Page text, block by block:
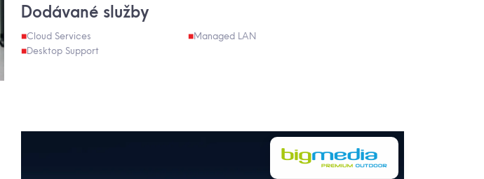
Dodávané služby
Cloud Services
Managed LAN
Desktop Support